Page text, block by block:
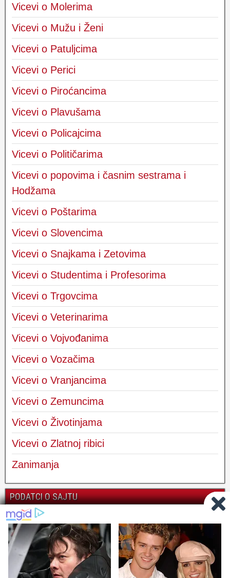
Vicevi o Molerima
Vicevi o Mužu i Ženi
Vicevi o Patuljcima
Vicevi o Perici
Vicevi o Piroćancima
Vicevi o Plavušama
Vicevi o Policajcima
Vicevi o Političarima
Vicevi o popovima i časnim sestrama i
Hodžama
Vicevi o Poštarima
Vicevi o Slovencima
Vicevi o Snajkama i Zetovima
Vicevi o Studentima i Profesorima
Vicevi o Trgovcima
Vicevi o Veterinarima
Vicevi o Vojvođanima
Vicevi o Vozačima
Vicevi o Vranjancima
Vicevi o Zemuncima
Vicevi o Životinjama
Vicevi o Zlatnoj ribici
Zanimanja
PODATCI O SAJTU
Kontakt
O nama | O vicevima
Privatnost